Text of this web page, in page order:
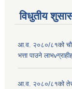
विधुतीय
आ.व. २०८०/८१को
भत्ता पाउने
आ.व. २०८०/८१को